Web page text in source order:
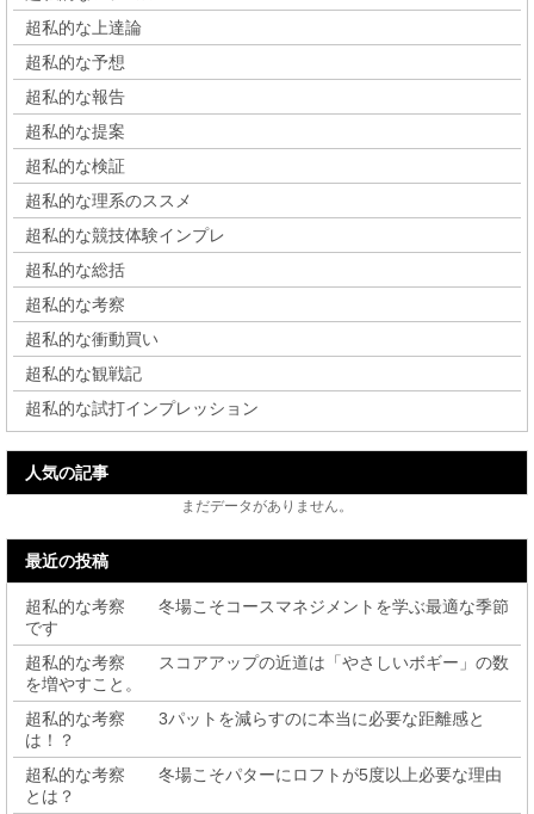
超私的な上達論
超私的な予想
超私的な報告
超私的な提案
超私的な検証
超私的な理系のススメ
超私的な競技体験インプレ
超私的な総括
超私的な考察
超私的な衝動買い
超私的な観戦記
超私的な試打インプレッション
人気の記事
まだデータがありません。
最近の投稿
超私的な考察 冬場こそコースマネジメントを学ぶ最適な季節
です
超私的な考察 スコアアップの近道は「やさしいボギー」の数
を増やすこと。
超私的な考察 3パットを減らすのに本当に必要な距離感と
は！？
超私的な考察 冬場こそパターにロフトが5度以上必要な理由
とは？